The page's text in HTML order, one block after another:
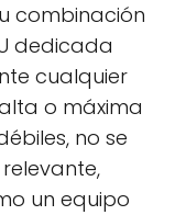
combinación
dedicada
cualquier
o máxima
no se
un equipo